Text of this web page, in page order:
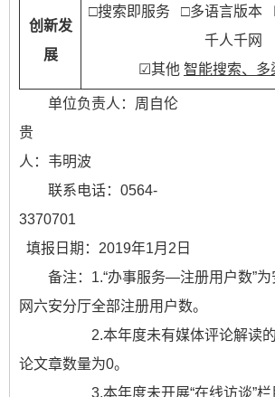
创新发
展
□搜索即服务 □多语言版
千人千网
☑其他 智能搜索、多
单位负责人：周自伦
审核
贵
人：韦明波
联系电话：0564-
3370701
填报日期：2019年1月2日
备注：1.“办事服务—注册用户数”为
网六安分厅全部注册用户数。
2.本年度未有媒体评论解读的
论文章数量为0。
3.本年度未开展“在线访谈”栏目